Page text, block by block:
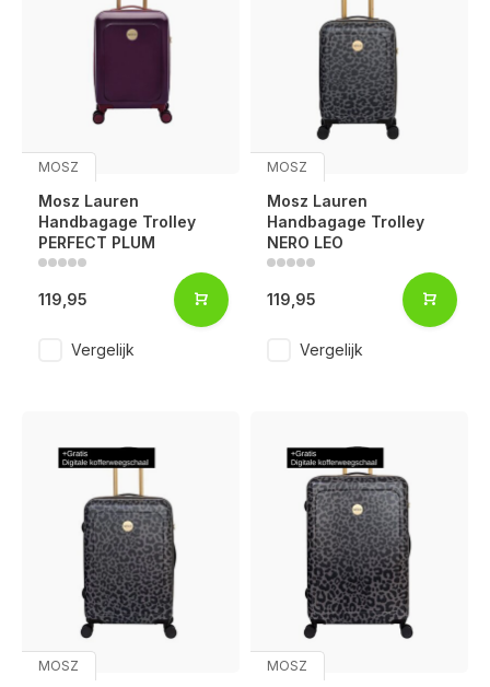
MOSZ
Mosz Lauren
Handbagage Trolley
PERFECT PLUM
119,95
Vergelijk
MOSZ
Mosz Lauren
Handbagage Trolley
NERO LEO
119,95
Vergelijk
MOSZ MOSZ